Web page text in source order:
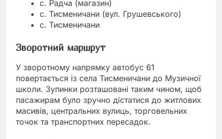
с. Радча (магазин)
с. Тисменичани (вул. Грушевського)
с. Тисменичани
Зворотний маршрут
У зворотному напрямку автобус 61
повертається із села Тисменичани до Музичної
школи. Зупинки розташовані таким чином, щоб
пасажирам було зручно дістатися до житлових
масивів, центральних вулиць, торговельних
точок та транспортних пересадок.